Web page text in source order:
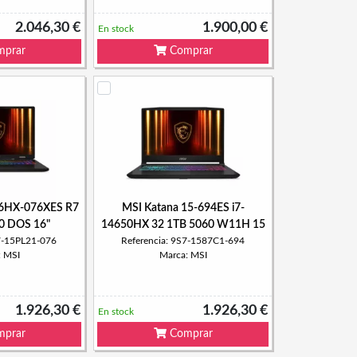
2.046,30 € 1.900,00 €
En stock
Comprar
076XES R7
DOS 16"
15PL21-076
MSI
1.926,30 €
MSI Katana 15-694ES i7-
14650HX 32 1TB 5060 W11H 15
Referencia: 9S7-1587C1-694
Marca: MSI
1.926,30 €
En stock
Comprar